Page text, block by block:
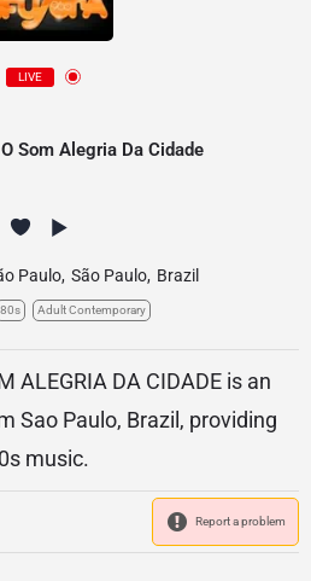
LIVE
Som Alegria Da Cidade
Paulo, São Paulo, Brazil
80s Adult Contemporary
ALEGRIA DA CIDADE is an
Sao Paulo, Brazil, providing
music.
Report a problem